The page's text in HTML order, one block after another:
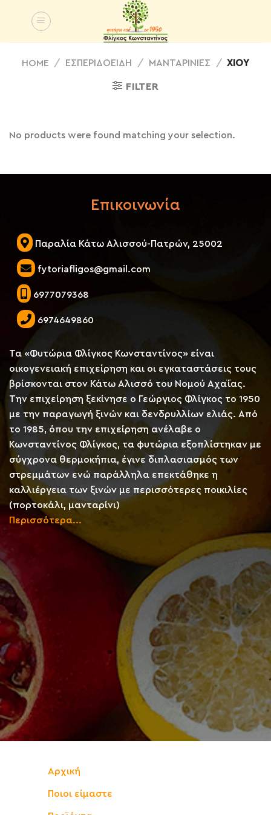
HOME / ΕΣΠΕΡΙΔΟΕΙΔΗ / ΜΑΝΤΑΡΙΝΙΈΣ / ΧΊΟΥ
FILTER
No products were found matching your selection.
Επικοινωνία
Παραλία Κάτω Αλισσού-Πατρών, 25002
fytoriafligos@gmail.com
6977079368
6974649860
Τα «Φυτώρια Φλίγκος Κωνσταντίνος» είναι
οικογενειακή επιχείρηση και οι εγκαταστάσεις τους
βρίσκονται στον Κάτω Αλισσό του Νομού Αχαΐας.
Την επιχείρηση ξεκίνησε ο Γεώργιος Φλίγκος το 1950
με την παραγωγή ξινών και δενδρυλλίων ελιάς. Από
το 1985, όπου την επιχείρηση ανέλαβε ο
Κωνσταντίνος Φλίγκος, τα φυτώρια εξοπλίστηκαν με
σύγχρονα θερμοκήπια, έγινε διπλασιασμός των
στρεμμάτων ενώ παράλληλα επεκτάθηκε η
καλλιέργεια των ξινών με περισσότερες ποικιλίες
(πορτοκάλι, μανταρίνι)
Περισσότερα...
Αρχική
Ποιοι είμαστε